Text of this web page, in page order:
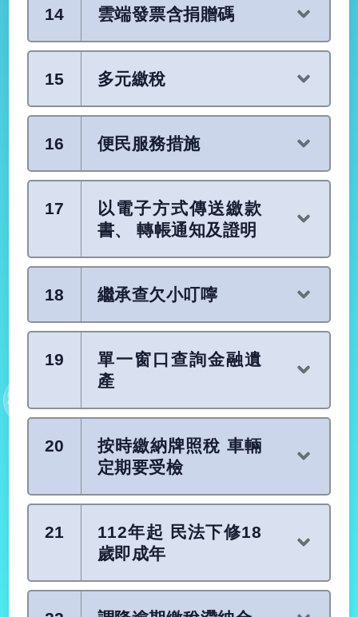
14 雲端發票含捐贈碼
15 多元繳稅
16 便民服務措施
17
以電子方式傳送繳款
書、 轉帳通知及證明
18 繼承查欠小叮嚀
19
單一窗口查詢金融遺
產
20
按時繳納牌照稅 車輛
定期要受檢
21
112年起 民法下修18
歲即成年